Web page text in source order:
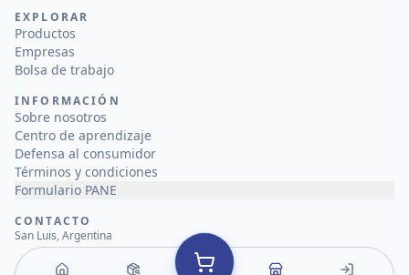
EXPLORAR
Productos
Empresas
Bolsa de trabajo
INFORMACIÓN
Sobre nosotros
Centro de aprendizaje
Defensa al consumidor
Términos y condiciones
Formulario PANE
CONTACTO
San Luis, Argentina